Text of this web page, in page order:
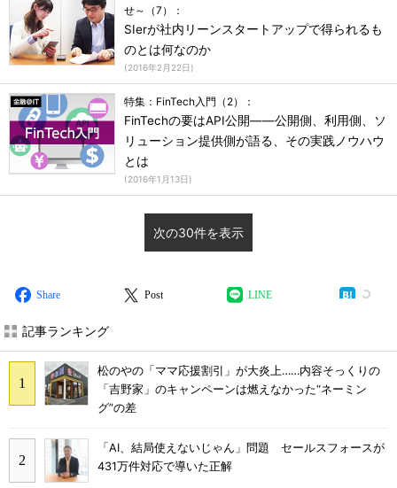
せ～（7）：
SIerが社内リーンスタートアップで得られるも
のとは何なのか
(2016年2月22日)
特集：FinTech入門（2）：
FinTechの要はAPI公開――公開側、利用側、ソ
リューション提供側が語る、その実践ノウハウ
とは
(2016年1月13日)
次の30件を表示
Share Post LINE
記事ランキング
松のやの「ママ応援割引」が大炎上……内容そっくりの
「吉野家」のキャンペーンは燃えなかった“ネーミン
グ”の差
「AI、結局使えないじゃん」問題 セールスフォースが
431万件対応で導いた正解